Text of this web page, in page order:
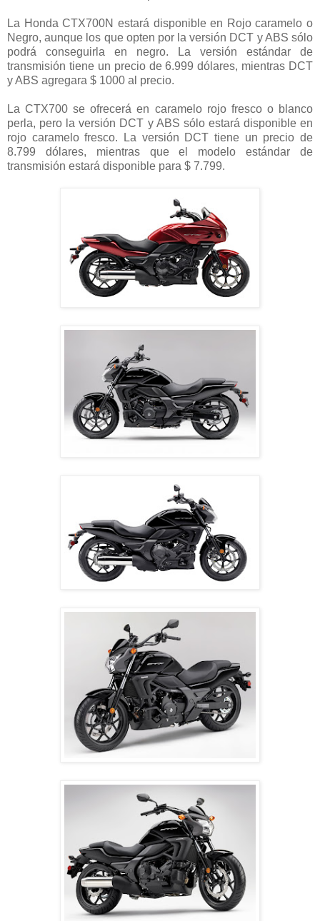
La Honda CTX700N estará disponible en Rojo caramelo o
Negro, aunque los que opten por la versión DCT y ABS sólo
podrá conseguirla en negro. La versión estándar de
transmisión tiene un precio de 6.999 dólares, mientras DCT
y ABS agregara $ 1000 al precio.
La CTX700 se ofrecerá en caramelo rojo fresco o blanco
perla, pero la versión DCT y ABS sólo estará disponible en
rojo caramelo fresco. La versión DCT tiene un precio de
8.799 dólares, mientras que el modelo estándar de
transmisión estará disponible para $ 7.799.